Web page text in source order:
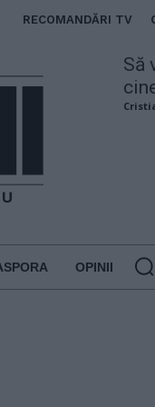
RECOMANDĂRI TV
Să
OPINII